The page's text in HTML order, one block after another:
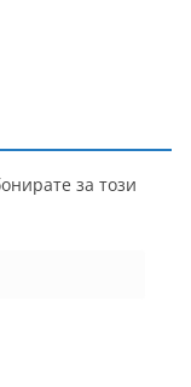
за този